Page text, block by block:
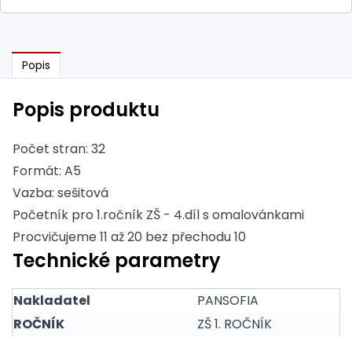
Popis
Popis produktu
Počet stran: 32
Formát: A5
Vazba: sešitová
Početník pro 1.ročník ZŠ - 4.díl s omalovánkami
Procvičujeme 11 až 20 bez přechodu 10
Technické parametry
Nakladatel
PANSOFIA
ROČNÍK
ZŠ 1. ROČNÍK